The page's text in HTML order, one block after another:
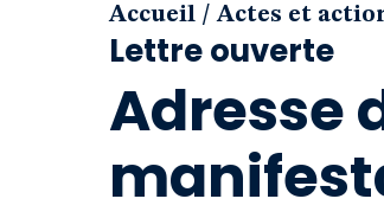
Accueil / Actes et
Lettre ouverte
Adresse